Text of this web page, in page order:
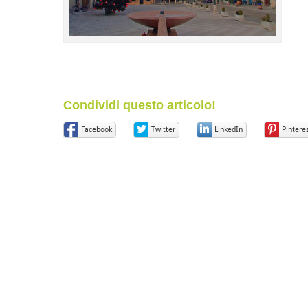
Condividi questo articolo!
Facebook Twitter LinkedIn